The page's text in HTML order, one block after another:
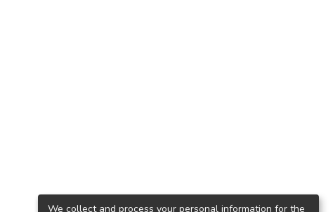
We collect and process your personal information for the